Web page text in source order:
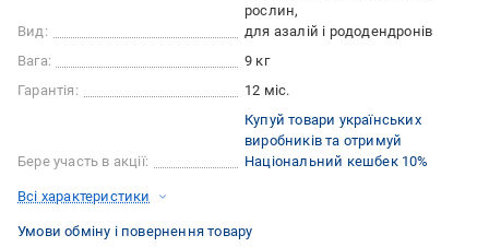
Вид:
рослин
для азалій і рододендронів
Вага:
9 кг
Гарантія:
12 міс.
Бере участь в акції:
Купуй товари українських
виробників та отримуй
Національний кешбек 10%
Всі характеристики
Умови обміну і повернення товару